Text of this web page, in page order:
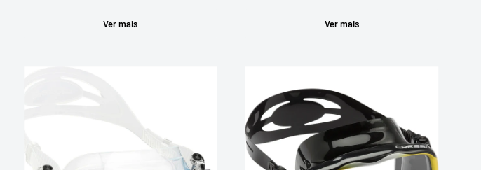
Ver mais Ver mais